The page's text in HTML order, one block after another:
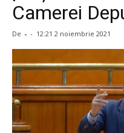
Camerei
De - - 12:21 2 noiembrie 2021